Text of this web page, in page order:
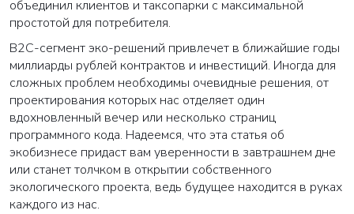
объединил клиентов и таксопарки с максимальной
простотой для потребителя.
B2C-сегмент эко-решений привлечет в ближайшие годы
миллиарды рублей контрактов и инвестиций. Иногда для
сложных проблем необходимы очевидные решения, от
проектирования которых нас отделяет один
вдохновленный вечер или несколько страниц
программного кода. Надеемся, что эта статья об
экобизнесе придаст вам уверенности в завтрашнем дне
или станет толчком в открытии собственного
экологического проекта, ведь будущее находится в руках
каждого из нас.
ВАША ЗАЯВКА ОТПРАВЛЕНА
в ближайшее время наши менеджеры
свяжутся с вами
Закрыть